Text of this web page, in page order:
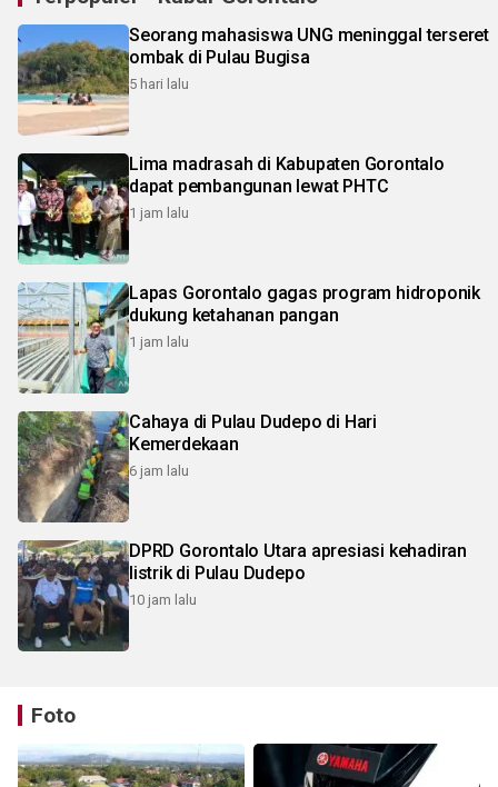
Seorang mahasiswa UNG meninggal terseret
ombak di Pulau Bugisa
5 hari lalu
Lima madrasah di Kabupaten Gorontalo
dapat pembangunan lewat PHTC
1 jam lalu
Lapas Gorontalo gagas program hidroponik
dukung ketahanan pangan
1 jam lalu
Cahaya di Pulau Dudepo di Hari
Kemerdekaan
6 jam lalu
DPRD Gorontalo Utara apresiasi kehadiran
listrik di Pulau Dudepo
10 jam lalu
Foto